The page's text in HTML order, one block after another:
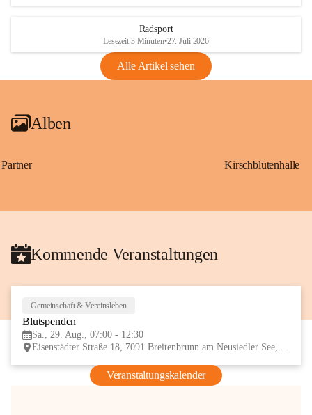
1 Seite•1,4 MB
VBl. EU Nr. 18_2026
Radsport
Lesezeit 3 Minuten•27. Juli 2026
Alle Artikel sehen
Alben
Partner Kirschblütenhalle
Kommende Veranstaltungen
Gemeinschaft & Vereinsleben
Blutspenden
Sa., 29. Aug., 07:00 - 12:30
Eisenstädter Straße 18, 7091 Breitenbrunn am Neusiedler See, AUT
Veranstaltungskalender